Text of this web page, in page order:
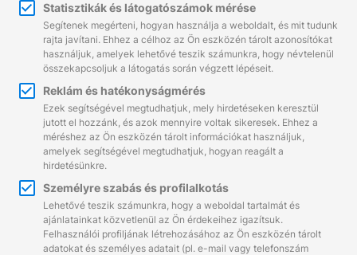
Ellenőrzött minőség
Forgalmazott termékek minőségét a technológiai
eljárásoknak és a minőségellenőrzésnek való
megfelelést igazoló tanúsítványaink garantálják.
Hívjon minket:+36 96/566-292
Munkanapokon 8:00 - 17:00
Írjon nekünk:
Klasszikus verzió megjelenítése
Statisztikák és látogatószámok mérése
Segítenek megérteni, hogyan használja a weboldalt, és mit tudunk
rajta javítani. Ehhez a célhoz az Ön eszközén tárolt azonosítókat
használjuk, amelyek lehetővé teszik számunkra, hogy névtelenül
összekapcsoljuk a látogatás során végzett lépéseit.
Reklám és hatékonyságmérés
Ezek segítségével megtudhatjuk, mely hirdetéseken keresztül
jutott el hozzánk, és azok mennyire voltak sikeresek. Ehhez a
méréshez az Ön eszközén tárolt információkat használjuk,
amelyek segítségével megtudhatjuk, hogyan reagált a
hirdetésünkre.
Személyre szabás és profilalkotás
Lehetővé teszik számunkra, hogy a weboldal tartalmát és
ajánlatainkat közvetlenül az Ön érdekeihez igazítsuk.
Felhasználói profiljának létrehozásához az Ön eszközén tárolt
adatokat és személyes adatait (pl. e-mail vagy telefonszám